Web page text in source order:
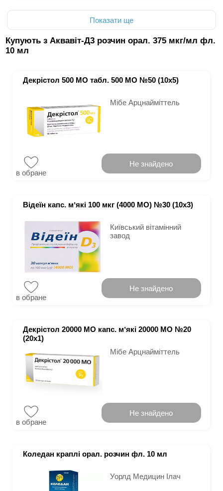
Показати ще
Купують з Аквавіт-Д3 розчин орал. 375 мкг/мл фл.
10 мл
Декрістол 500 МО табл. 500 МО №50 (10х5)
Мібе Арцнайміттель
в обране
Не знайдено
Відеїн капс. мʼякі 100 мкг (4000 МО) №30 (10х3)
Київський вітамінний
завод
в обране
Не знайдено
Декрістол 20000 МО капс. мʼякі 20000 МО №20
(20х1)
Мібе Арцнайміттель
в обране
Не знайдено
Коледан краплі орал. розчин фл. 10 мл
Уорлд Медицин Ілач